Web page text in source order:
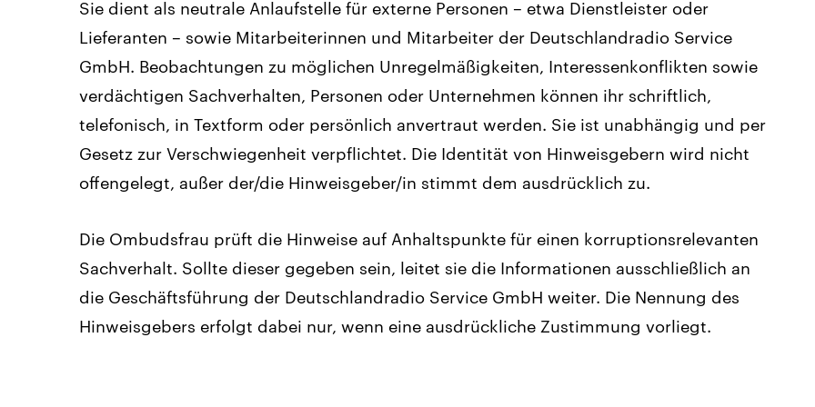
Sie dient als neutrale Anlaufstelle für externe Personen – etwa Dienstleister oder
Lieferanten – sowie Mitarbeiterinnen und Mitarbeiter der Deutschlandradio Service
GmbH. Beobachtungen zu möglichen Unregelmäßigkeiten, Interessenkonflikten sowie
verdächtigen Sachverhalten, Personen oder Unternehmen können ihr schriftlich,
telefonisch, in Textform oder persönlich anvertraut werden. Sie ist unabhängig und per
Gesetz zur Verschwiegenheit verpflichtet. Die Identität von Hinweisgebern wird nicht
offengelegt, außer der/die Hinweisgeber/in stimmt dem ausdrücklich zu.
Die Ombudsfrau prüft die Hinweise auf Anhaltspunkte für einen korruptionsrelevanten
Sachverhalt. Sollte dieser gegeben sein, leitet sie die Informationen ausschließlich an
die Geschäftsführung der Deutschlandradio Service GmbH weiter. Die Nennung des
Hinweisgebers erfolgt dabei nur, wenn eine ausdrückliche Zustimmung vorliegt.